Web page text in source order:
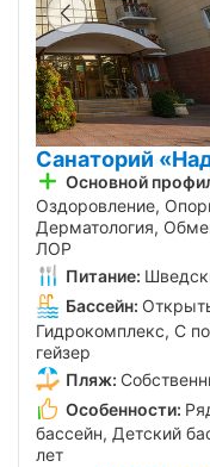
Санаторий
Основной
Оздоровление,
Дерматология,
ЛОР
Питание:
Бассейн:
Гидрокомплекс, С
гейзер
Пляж:
Особенности:
бассейн, Детский
лет